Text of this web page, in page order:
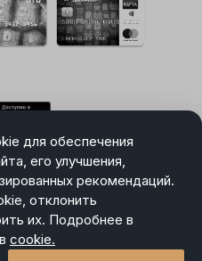
для обеспечения
его улучшения,
рекомендаций.
отклонить
их. Подробнее в
cookie.
Cookie
сайта
персональных данных
соглашение